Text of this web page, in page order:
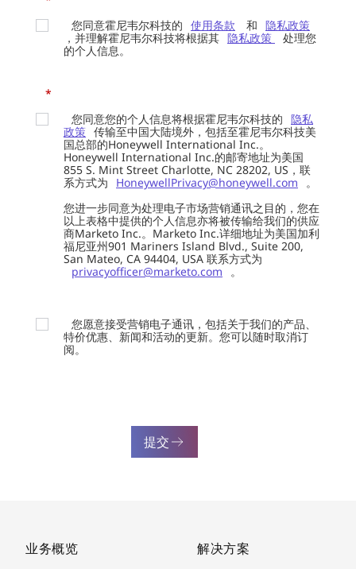
您同意霍尼韦尔科技的 使用条款 和 隐私政策
，并理解霍尼韦尔科技将根据其 隐私政策
处理您
的个人信息。
*
您同意您的个人信息将根据霍尼韦尔科技的 隐私
政策 传输至中国大陆境外，包括至霍尼韦尔科技美
国总部的Honeywell International Inc.。
Honeywell International Inc.的邮寄地址为美国
855 S. Mint Street Charlotte, NC 28202, US，联
系方式为
HoneywellPrivacy@honeywell.com
。
您进一步同意为处理电子市场营销通讯之目的，您在
以上表格中提供的个人信息亦将被传输给我们的供应
商Marketo Inc.。Marketo Inc.详细地址为美国加利
福尼亚州901 Mariners Island Blvd., Suite 200,
San Mateo, CA 94404, USA 联系方式为
privacyofficer@marketo.com
。
您愿意接受营销电子通讯，包括关于我们的产品、
特价优惠、新闻和活动的更新。您可以随时取消订
阅。
提交
业务概览
解决方案